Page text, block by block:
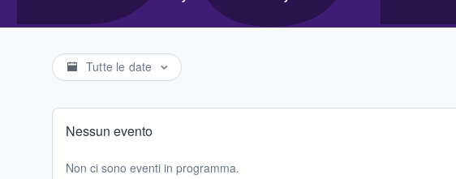
Tutte le date
Nessun evento
Non ci sono eventi in programma.